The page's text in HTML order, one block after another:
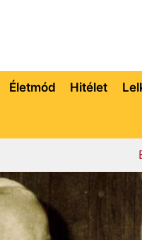
Életmód Hitélet